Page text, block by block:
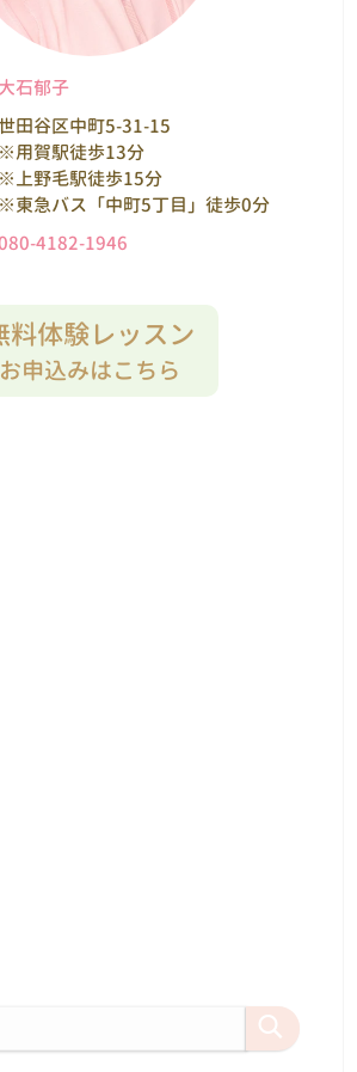
大石郁子
田谷区中町5-31-15
※用賀駅徒歩13分
※上野毛駅徒歩15分
※東急バス「中町5丁目」徒歩0分
4182-1946
料体験レッスン
お申込みはこちら